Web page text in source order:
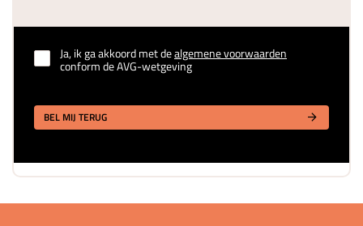
Ja, ik ga akkoord met dealgemene voorwaarden
conform de AVG-wetgeving
BEL MIJ TERUG